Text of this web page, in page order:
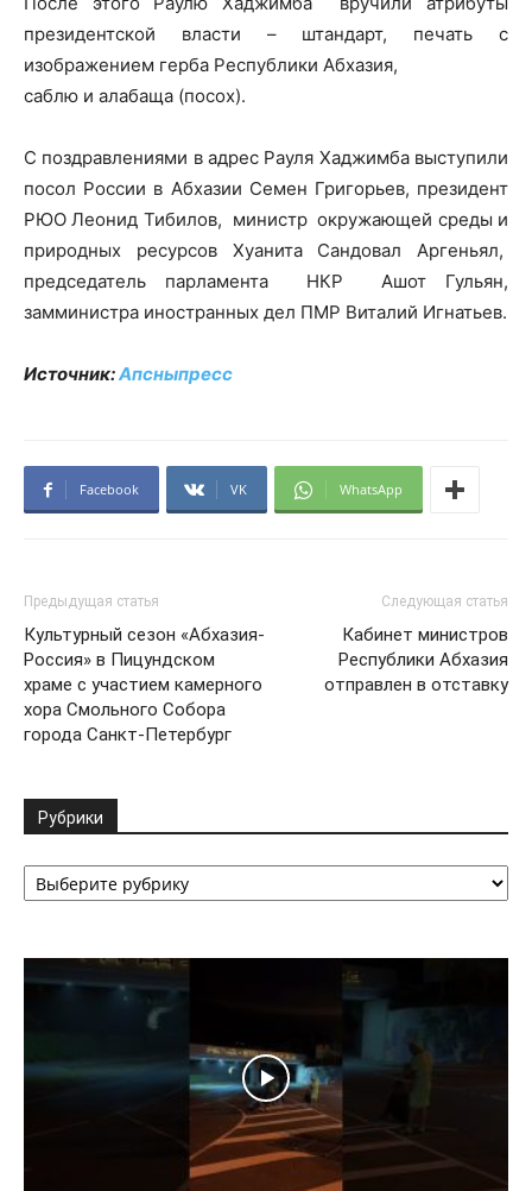
президентской власти – штандарт, печать с
изображением герба Республики Абхазия,
саблю и алабаща (посох).
С поздравлениями в адрес Рауля Хаджимба выступили
посол России в Абхазии Семен Григорьев, президент
РЮО Леонид Тибилов, министр окружающей среды и
природных ресурсов Хуанита Сандовал Аргеньял,
председатель парламента НКР Ашот Гульян,
замминистра иностранных дел ПМР Виталий Игнатьев.
Источник:Апсныпресс
Facebook VK WhatsApp
Предыдущая статья
Культурный сезон «Абхазия-
Россия» в Пицундском
храме с участием камерного
хора Смольного Собора
города Санкт-Петербург
Следующая статья
Кабинет министров
Республики Абхазия
отправлен в отставку
Рубрики
Рубрики